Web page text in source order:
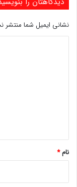
نشانی ایمیل شما منتشر
نام*